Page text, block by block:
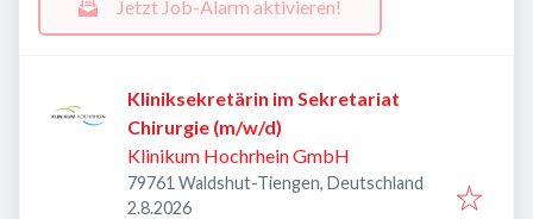
Jetzt Job-Alarm aktivieren!
Kliniksekretärin im Sekretariat
Chirurgie (m/w/d)
Klinikum Hochrhein GmbH
79761 Waldshut-Tiengen, Deutschland
Veröffentlicht
2.8.2026